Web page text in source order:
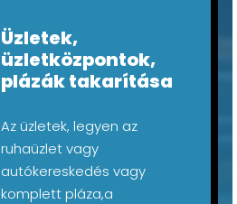
Üzletek,
üzletközpontok,
plázák takarítása
Az üzletek, legyen az
ruhaüzlet vagy
autókereskedés vagy
komplett pláza,a